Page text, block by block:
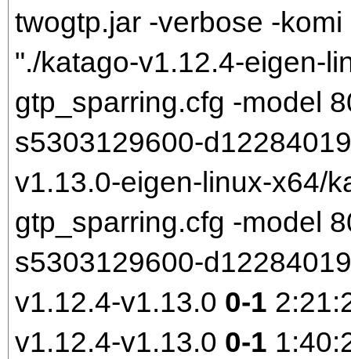
twogtp.jar -verbose -
"./katago-v1.12.4-eigen-
gtp_sparring.cfg -model
s5303129600-
v1.13.0-eigen-linux-x64/
gtp_sparring.cfg -model
s5303129600-
v1.12.4-v1.13.0 0-1
v1.12.4-v1.13.0 0-1